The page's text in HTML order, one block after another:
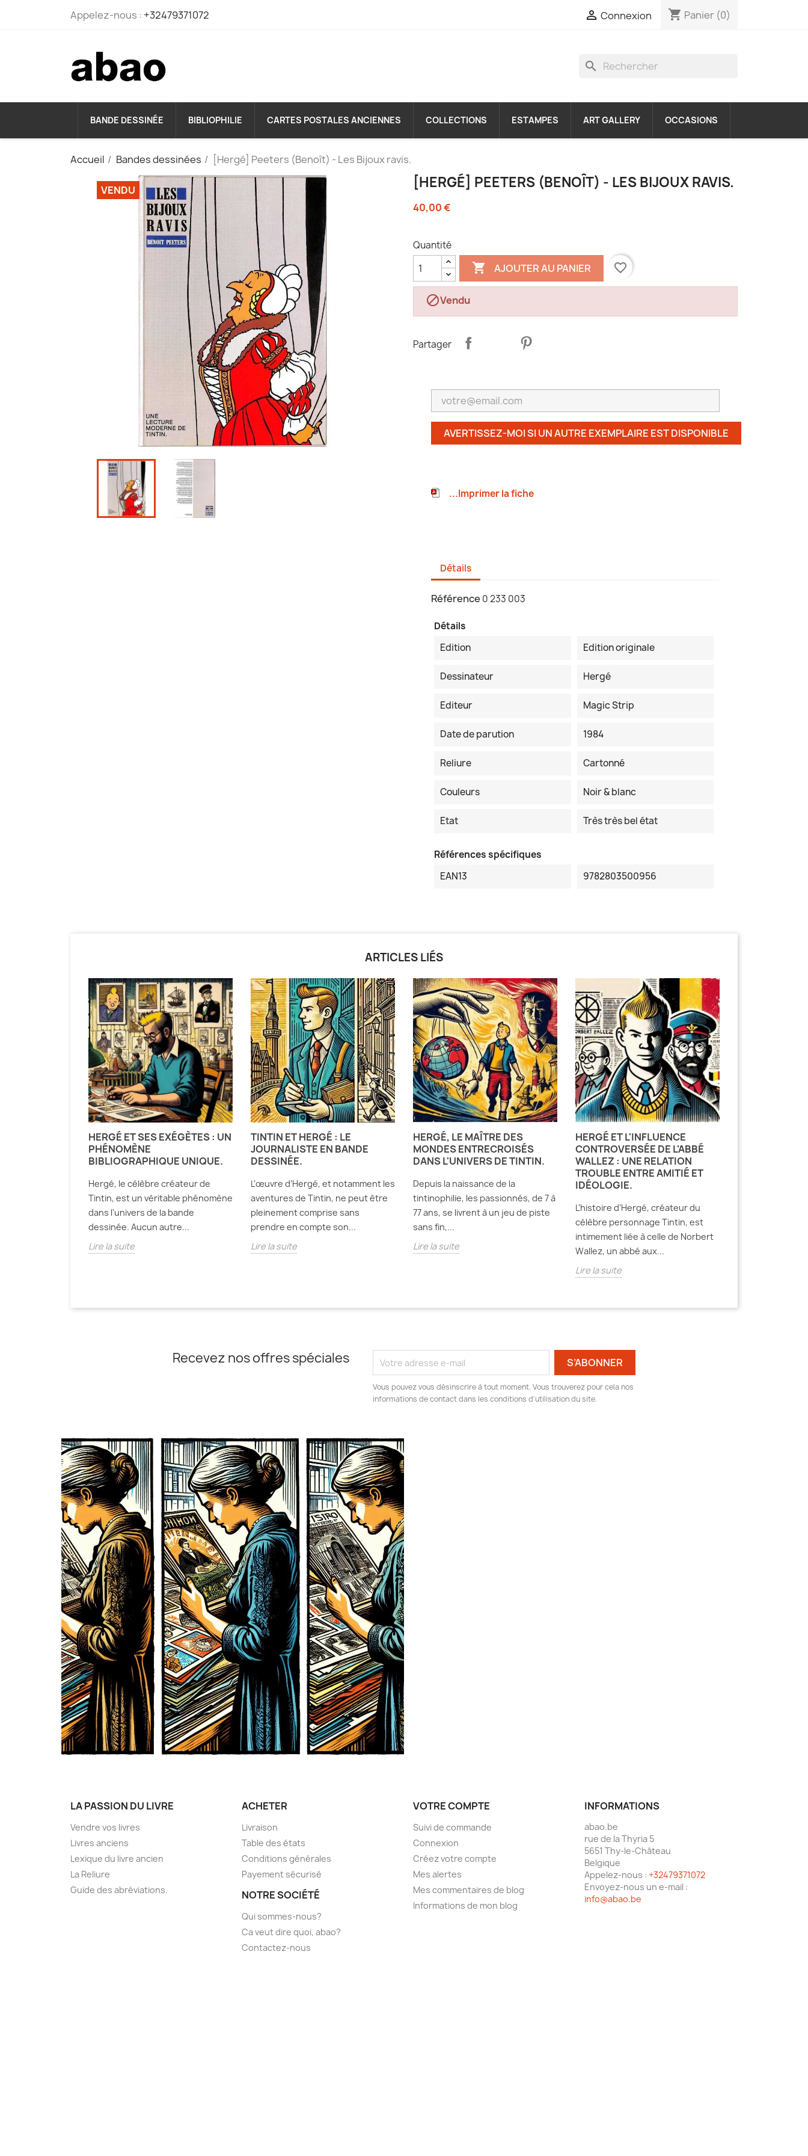
Appelez-nous : +32479371072  Connexion shopping_cart Panier (0)
search
BANDE DESSINÉE BIBLIOPHILIE CARTES POSTALES ANCIENNES COLLECTIONS ESTAMPES ART GALLERY OCCASIONS
Accueil Bandes dessinées [Hergé] Peeters (Benoît) - Les Bijoux ravis.
VENDU [HERGÉ] PEETERS (BENOÎT) - LES BIJOUX RAVIS.
40,00 €
Quantité
 AJOUTER AU PANIER favorite_border
Vendu
Partager
AVERTISSEZ-MOI SI UN AUTRE EXEMPLAIRE EST DISPONIBLE
...Imprimer la fiche
Détails
Référence 0 233 003
Détails
Edition
Edition originale
Dessinateur Hergé
Editeur Magic Strip
Date de parution 1984
Reliure Cartonné
Couleurs Noir & blanc
Etat Très très bel état
Références spécifiques
EAN13
9782803500956
ARTICLES LIÉS
HERGÉ ET SES EXÉGÈTES : UN
PHÉNOMÈNE
BIBLIOGRAPHIQUE UNIQUE.
Hergé, le célèbre créateur de
Tintin, est un véritable phénomène
dans l'univers de la bande
dessinée. Aucun autre...
Lire la suite
TINTIN ET HERGÉ : LE
JOURNALISTE EN BANDE
DESSINÉE.
L’œuvre d’Hergé, et notamment les
aventures de Tintin, ne peut être
pleinement comprise sans
prendre en compte son...
Lire la suite
HERGÉ, LE MAÎTRE DES
MONDES ENTRECROISÉS
DANS L'UNIVERS DE TINTIN.
Depuis la naissance de la
tintinophilie, les passionnés, de 7 à
77 ans, se livrent à un jeu de piste
sans fin,...
Lire la suite
HERGÉ ET L'INFLUENCE
CONTROVERSÉE DE L'ABBÉ
WALLEZ : UNE RELATION
TROUBLE ENTRE AMITIÉ ET
IDÉOLOGIE.
L’histoire d’Hergé, créateur du
célèbre personnage Tintin, est
intimement liée à celle de Norbert
Wallez, un abbé aux...
Lire la suite
Recevez nos offres spéciales
Vous pouvez vous désinscrire à tout moment. Vous trouverez pour cela nos
informations de contact dans les conditions d'utilisation du site.
LA PASSION DU LIVRE
Vendre vos livres
Livres anciens
Lexique du livre ancien
La Reliure
Guide des abréviations.
ACHETER
Livraison
Table des états
Conditions générales
Payement sécurisé
NOTRE SOCIÉTÉ
Qui sommes-nous?
Ca veut dire quoi, abao?
Contactez-nous
VOTRE COMPTE
Suivi de commande
Connexion
Créez votre compte
Mes alertes
Mes commentaires de blog
Informations de mon blog
INFORMATIONS
abao.be
rue de la Thyria 5
5651 Thy-le-Château
Belgique
Appelez-nous : +32479371072
Envoyez-nous un e-mail :
info@abao.be